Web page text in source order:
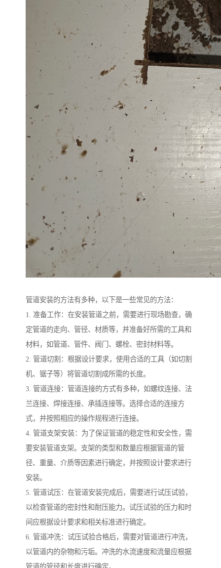
管道安装的方法有多种，以下是一些常见的方法：
1. 准备工作：在安装管道之前，需要进行现场勘查，确
定管道的走向、管径、材质等，并准备好所需的工具和
材料，如管道、管件、阀门、螺栓、密封材料等。
2. 管道切割：根据设计要求，使用合适的工具（如切割
机、锯子等）将管道切割成所需的长度。
3. 管道连接：管道连接的方式有多种，如螺纹连接、法
兰连接、焊接连接、承插连接等。选择合适的连接方
式，并按照相应的操作规程进行连接。
4. 管道支架安装：为了保证管道的稳定性和安全性，需
要安装管道支架。支架的类型和数量应根据管道的管
径、重量、介质等因素进行确定，并按照设计要求进行
安装。
5. 管道试压：在管道安装完成后，需要进行试压试验，
以检查管道的密封性和耐压能力。试压试验的压力和时
间应根据设计要求和相关标准进行确定。
6. 管道冲洗：试压试验合格后，需要对管道进行冲洗，
以管道内的杂物和污垢。冲洗的水流速度和流量应根据